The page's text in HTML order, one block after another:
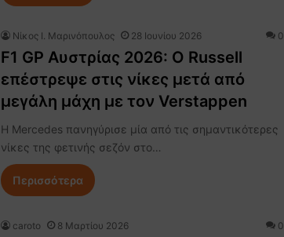
Nίκος Ι. Mαρινόπουλος 28 Ιουνίου 2026 0
F1 GP Αυστρίας 2026: Ο Russell
επέστρεψε στις νίκες μετά από
μεγάλη μάχη με τον Verstappen
Η Mercedes πανηγύρισε μία από τις σημαντικότερες
νίκες της φετινής σεζόν στο…
Περισσότερα
caroto 8 Μαρτίου 2026 0